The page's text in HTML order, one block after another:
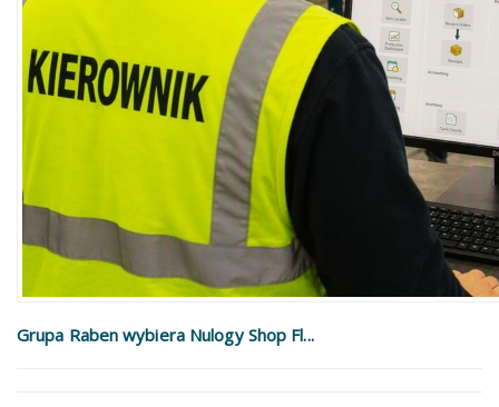
Grupa Raben wybiera Nulogy Shop Fl...